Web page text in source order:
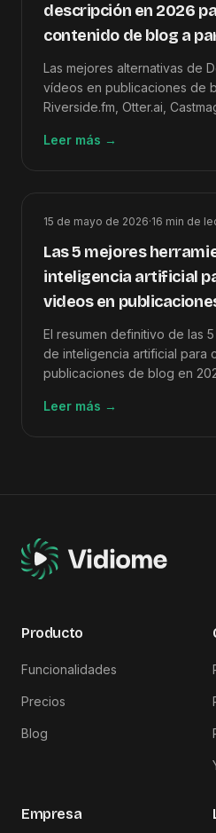
descripción en 2026
contenido de blog a
Las mejores alternativas de
vídeos en publicaciones de
Riverside.fm, Otter.ai,
a artículo.
Leer más →
15 de mayo de 2026·16 min de
Las 5 mejores
inteligencia artificial
videos en
El resumen definitivo de las
de inteligencia artificial para
publicaciones de blog en
correcta.
Leer más →
Producto
Funcionalidades
Precios
Blog
Empresa